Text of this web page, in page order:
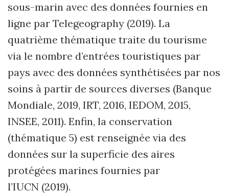
sous-marin avec des données fournies en
ligne par Telegeography (2019). La
quatrième thématique traite du tourisme
via le nombre d’entrées touristiques par
pays avec des données synthétisées par nos
soins à partir de sources diverses (Banque
Mondiale, 2019, IRT, 2016, IEDOM, 2015,
INSEE, 2011). Enfin, la conservation
(thématique 5) est renseignée via des
données sur la superficie des aires
protégées marines fournies par
l’IUCN (2019).